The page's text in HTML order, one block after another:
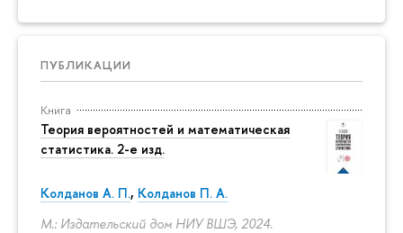
ПУБЛИКАЦИИ
Книга
Теория вероятностей и математическая
статистика. 2-е изд.
Колданов А. П., Колданов П. А.
М.: Издательский дом НИУ ВШЭ, 2024.